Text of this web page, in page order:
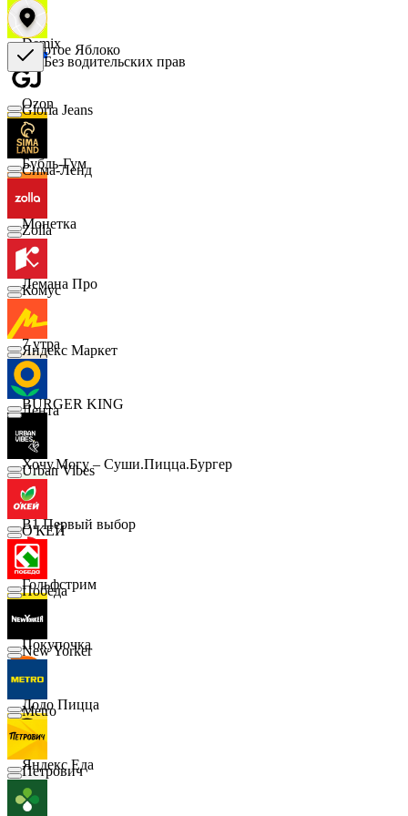
Demix
Ozon
Бубль-Гум
Монетка
Лемана Про
7 утра
BURGER KING
Хочу.Могу – Суши.Пицца.Бургер
B1 Первый выбор
Гольфстрим
Покупочка
Додо Пицца
Яндекс Еда
Золотое Яблоко
Gloria Jeans
Сима-Ленд
Zolla
Комус
Яндекс Маркет
Лента
Urban Vibes
О'КЕЙ
Победа
New Yorker
Metro
Петрович
Без водительских прав